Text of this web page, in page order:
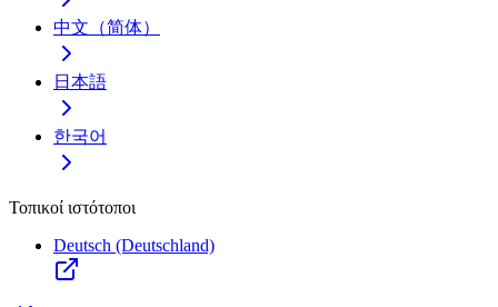
中文（简体）
日本語
한국어
Τοπικοί ιστότοποι
Deutsch (Deutschland)